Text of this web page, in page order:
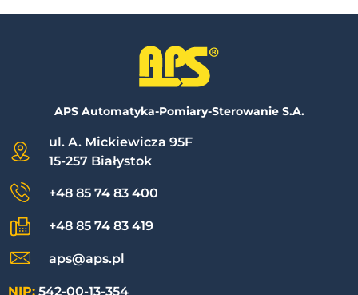
APS Automatyka-Pomiary-Sterowanie S.A.
ul. A. Mickiewicza 95F
15-257 Białystok
+48 85 74 83 400
+48 85 74 83 419
aps@aps.pl
NIP: 542-00-13-354